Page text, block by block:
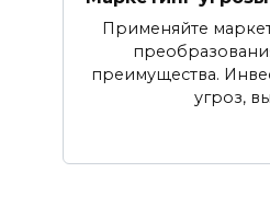
Применяйте
преимущества.
угроз,